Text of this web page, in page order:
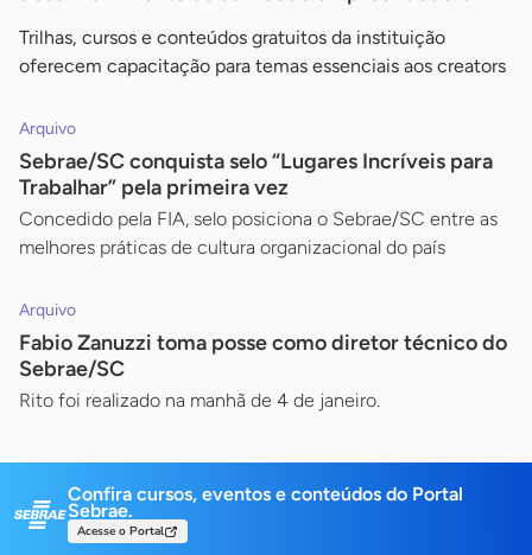
Trilhas, cursos e conteúdos gratuitos da instituição
oferecem capacitação para temas essenciais aos creators
Arquivo
Sebrae/SC conquista selo “Lugares Incríveis para
Trabalhar” pela primeira vez
Concedido pela FIA, selo posiciona o Sebrae/SC entre as
melhores práticas de cultura organizacional do país
Arquivo
Fabio Zanuzzi toma posse como diretor técnico do
Sebrae/SC
Rito foi realizado na manhã de 4 de janeiro.
Confira cursos, eventos e conteúdos do Portal
Sebrae.
Acesse o Portal